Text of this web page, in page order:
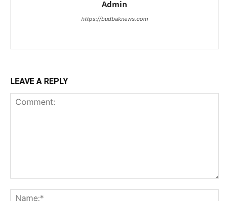
Admin
https://budbaknews.com
LEAVE A REPLY